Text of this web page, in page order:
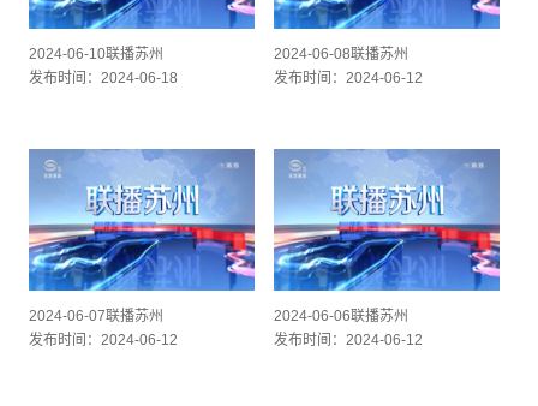
2024-06-10联播苏州
发布时间：2024-06-18
2024-06-08联播苏州
发布时间：2024-06-12
2024-06-07联播苏州
发布时间：2024-06-12
2024-06-06联播苏州
发布时间：2024-06-12